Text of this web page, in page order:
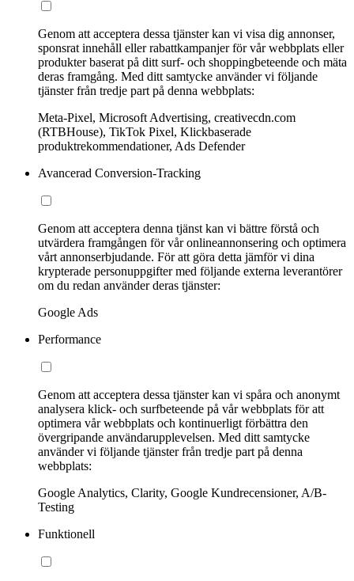
Genom att acceptera dessa tjänster kan vi visa dig annonser,
sponsrat innehåll eller rabattkampanjer för vår webbplats eller
produkter baserat på ditt surf- och shoppingbeteende och mäta
deras framgång. Med ditt samtycke använder vi följande
tjänster från tredje part på denna webbplats:
Meta-Pixel, Microsoft Advertising, creativecdn.com
(RTBHouse), TikTok Pixel, Klickbaserade
produktrekommendationer, Ads Defender
Avancerad Conversion-Tracking
Genom att acceptera denna tjänst kan vi bättre förstå och
utvärdera framgången för vår onlineannonsering och optimera
vårt annonserbjudande. För att göra detta jämför vi dina
krypterade personuppgifter med följande externa leverantörer
om du redan använder deras tjänster:
Google Ads
Performance
Genom att acceptera dessa tjänster kan vi spåra och anonymt
analysera klick- och surfbeteende på vår webbplats för att
optimera vår webbplats och kontinuerligt förbättra den
övergripande användarupplevelsen. Med ditt samtycke
använder vi följande tjänster från tredje part på denna
webbplats:
Google Analytics, Clarity, Google Kundrecensioner, A/B-
Testing
Funktionell